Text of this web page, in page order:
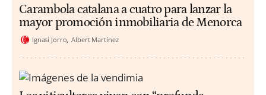
Carambola catalana a cuatro para lanzar la
mayor promoción inmobiliaria de Menorca
Ignasi Jorro Albert Martínez